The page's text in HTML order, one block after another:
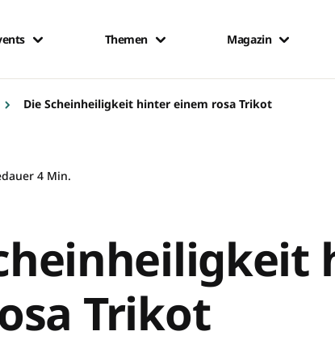
Themen Magazin
Die Scheinheiligkeit hinter einem rosa Trikot
4 Min.
Trikot